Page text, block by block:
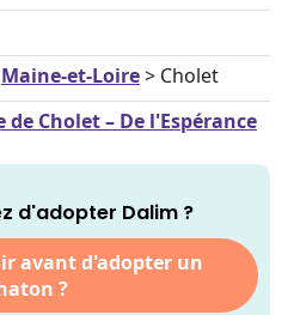
Maine-et-Loire> Cholet
de Cholet – De l'Espérance
d'adopter Dalim ?
avant d'adopter un
?